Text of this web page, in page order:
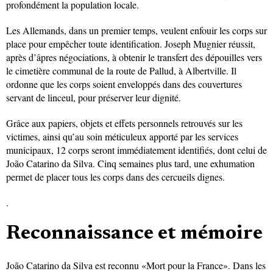
profondément la population locale.
Les Allemands, dans un premier temps, veulent enfouir les corps sur
place pour empêcher toute identification. Joseph Mugnier réussit,
après d’âpres négociations, à obtenir le transfert des dépouilles vers
le cimetière communal de la route de Pallud, à Albertville. Il
ordonne que les corps soient enveloppés dans des couvertures
servant de linceul, pour préserver leur dignité.
Grâce aux papiers, objets et effets personnels retrouvés sur les
victimes, ainsi qu’au soin méticuleux apporté par les services
municipaux, 12 corps seront immédiatement identifiés, dont celui de
João Catarino da Silva. Cinq semaines plus tard, une exhumation
permet de placer tous les corps dans des cercueils dignes.
.
Reconnaissance et mémoire
João Catarino da Silva est reconnu «Mort pour la France». Dans les